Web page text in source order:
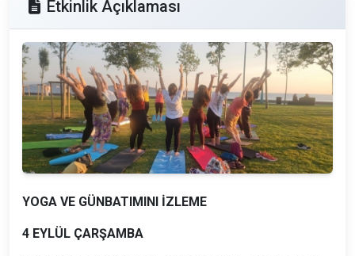
Etkinlik Açıklaması
YOGA VE GÜNBATIMINI İZLEME
4 EYLÜL ÇARŞAMBA